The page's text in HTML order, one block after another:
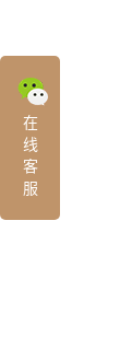
在
线
客
服